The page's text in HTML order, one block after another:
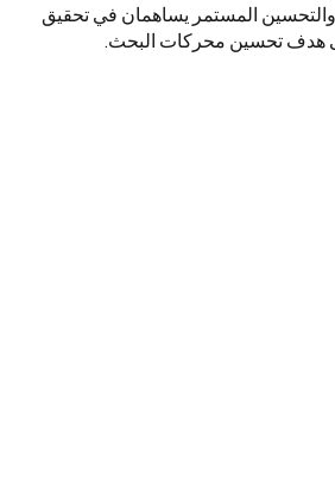
المستمر يساهمان في تحقيق
هدف تحسين محركات البحث.